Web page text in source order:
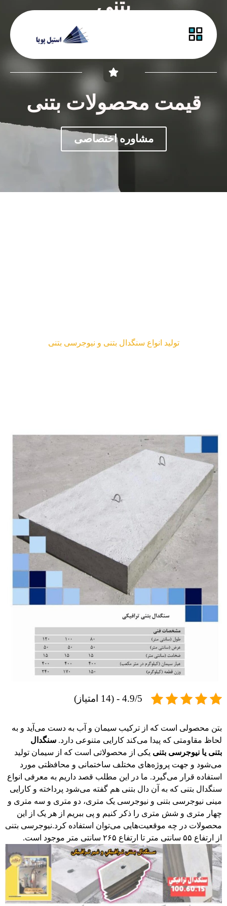
بتنی
راهنمای خرید
قیمت محصولات بتنی
مشاوره اختصاصی
تولید انواع سنگدال بتنی و نیوجرسی بتنی
4.9/5 - (14 امتیاز)
بتن محصولی است که از ترکیب سیمان و آب به دست می‌آید و به
لحاظ مقاومتی که پیدا می‌کند کارایی متنوعی دارد. سنگدال
بتنی یا نیوجرسی بتنی یکی از محصولاتی است که از سیمان تولید
می‌شود و جهت پروژه‌های مختلف ساختمانی و محافظتی مورد
استفاده قرار می‌گیرد. ما در این مطلب قصد داریم به معرفی انواع
سنگدال بتنی که به آن دال بتنی هم گفته می‌شود پرداخته و کارایی
مینی نیوجرسی بتنی و نیوجرسی یک متری، دو متری و سه متری و
چهار متری و شش متری را ذکر کنیم و پی ببریم از هر یک از این
محصولات در چه موقعیت‌هایی می‌توان استفاده کرد.نیوجرسی بتنی
از ارتفاع ۵۵ سانتی متر تا ارتفاع ۲۶۵ سانتی متر موجود است.